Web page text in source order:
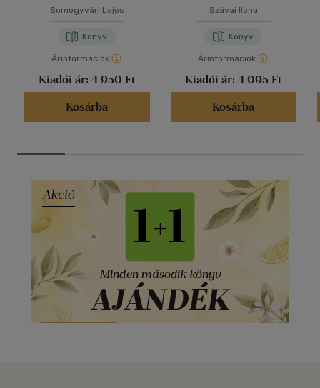
Somogyvári Lajos
Könyv
Árinformációk
Kiadói ár: 4 950 Ft
Kosárba
Szávai Ilona
Könyv
Árinformációk
Kiadói ár: 4 095 Ft
Kosárba